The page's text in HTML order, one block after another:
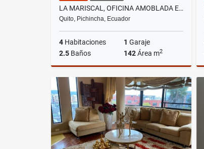
LA MARISCAL, OFICINA AMOBLADA EN RENTA, 142M2
Quito, Pichincha, Ecuador
4 Habitaciones 1 Garaje
2.5 Baños 142Área m2
Alquiler
US$750